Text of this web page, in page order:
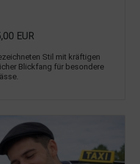
EUR
Stil mit kräftigen
Blickfang für besondere